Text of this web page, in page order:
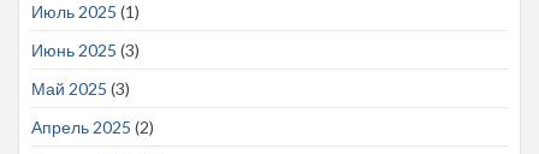
Июль 2025 (1)
Июнь 2025 (3)
Май 2025 (3)
Апрель 2025 (2)